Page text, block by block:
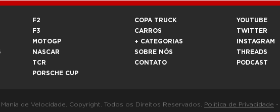
F2
F3
MOTOGP
NASCAR
TCR
PORSCHE CUP
COPA TRUCK
CARROS
+ CATEGORIAS
SOBRE NÓS
CONTATO
YOUTUBE
TWITTER
INSTAGRAM
THREADS
PODCAST
de Velocidade. Copyright. Todos os Direitos Reservados. Política de Privacidade -